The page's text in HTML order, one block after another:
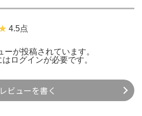
4.5点
が投稿されています。
は ログインが必要です。
レビューを書く